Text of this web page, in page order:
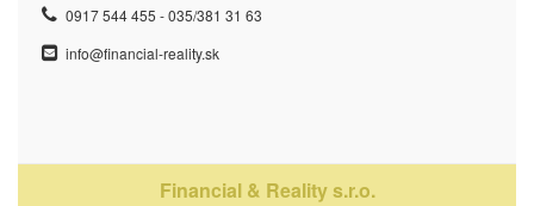
0917 544 455 - 035/381 31 63
info@financial-reality.sk
Financial & Reality s.r.o.